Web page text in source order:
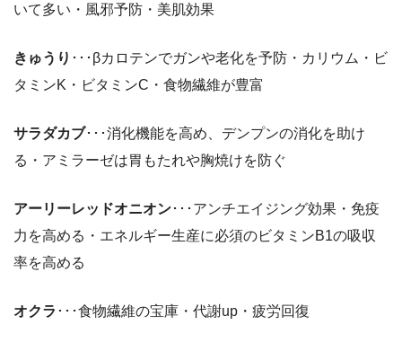
いて多い・風邪予防・美肌効果
きゅうり ･･･βカロテンでガンや老化を予防・カリウム・ビ
タミンK・ビタミンC・食物繊維が豊富
サラダカブ･･･消化機能を高め、デンプンの消化を助け
る・アミラーゼは胃もたれや胸焼けを防ぐ
アーリーレッドオニオン･･･アンチエイジング効果・免疫
力を高める・エネルギー生産に必須のビタミンB1の吸収
率を高める
オクラ ･･･食物繊維の宝庫・代謝up・疲労回復